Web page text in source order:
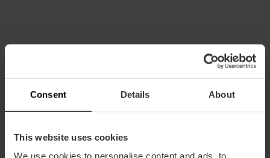
Consent Details About
This website uses cookies
We use cookies to personalise content and ads, to
Informació pràctica
dilluns a divendres de 9:30 a 18 h. Dissabtes de
9.30 a 14 h